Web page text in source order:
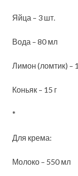
Яйца – 3 шт.
Вода – 80 мл
Лимон (ломтик) –
Коньяк – 15 г
*
Для крема:
Молоко – 550 мл